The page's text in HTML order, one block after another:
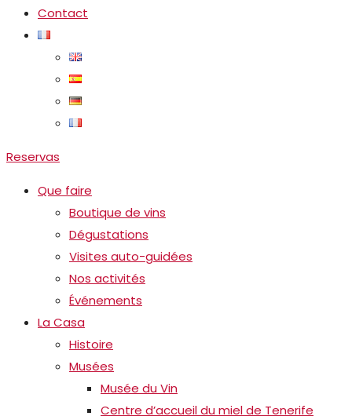
Contact
Reservas
Que faire
Boutique de vins
Dégustations
Visites auto-guidées
Nos activités
Événements
La Casa
Histoire
Musées
Musée du Vin
Centre d’accueil du miel de Tenerife